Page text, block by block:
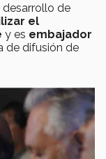
de
el
y es embajador
de difusión de